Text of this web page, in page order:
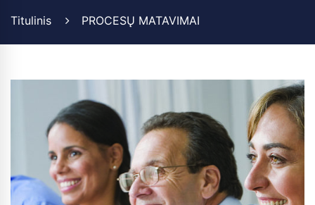
Titulinis PROCESŲ MATAVIMAI